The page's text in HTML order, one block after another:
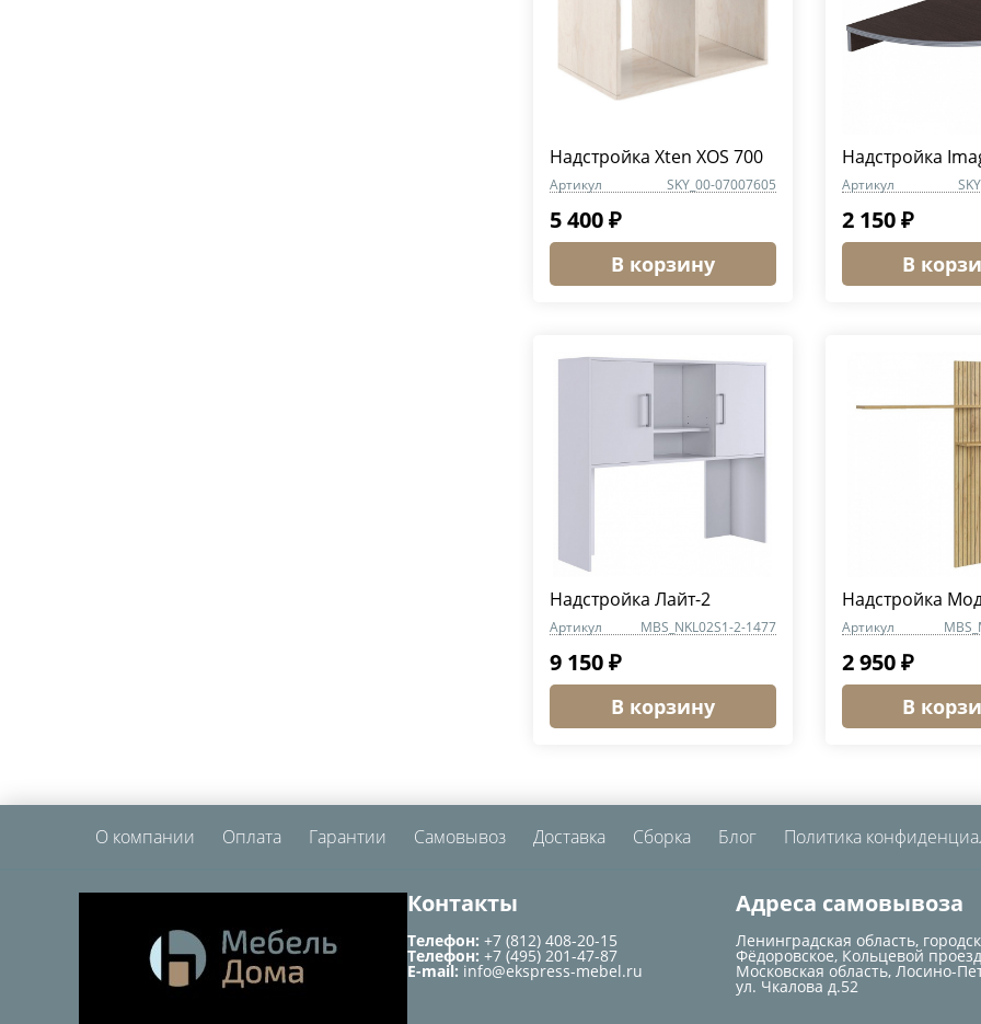
Надстройка Xten XOS 700
Артикул SKY_00-07007605
5 400 ₽
В корзину
Надстройка
Артикул
2 150 ₽
В
Надстройка Лайт-2
Артикул MBS_NKL02S1-2-1477
9 150 ₽
В корзину
Надстройка
Артикул
2 950 ₽
В
О компании Оплата Гарантии Самовывоз Доставка Сборка Блог Политика
Контакты
Телефон: +7 (812) 408-20-15
Телефон: +7 (495) 201-47-87
E-mail: info@ekspress-mebel.ru
Адреса самовывоза
Ленинградская область,
Фёдоровское, Кольцевой
Московская область, Лосино-
ул. Чкалова д.52